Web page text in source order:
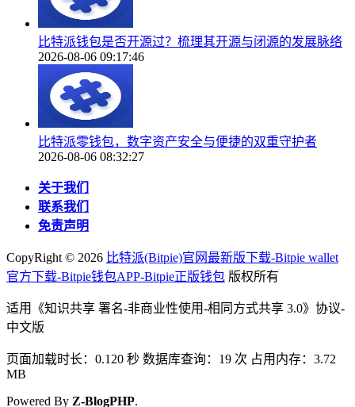
比特派钱包是否开源过？梳理其开源与闭源的发展脉络
2026-08-06 09:17:46
比特派零钱包，数字资产安全与便捷的双重守护者
2026-08-06 08:32:27
关于我们
联系我们
免责声明
CopyRight © 2026 比特派(Bitpie)官网最新版下载-Bitpie wallet
官方下载-Bitpie钱包APP-Bitpie正版钱包 版权所有
适用《知识共享 署名-非商业性使用-相同方式共享 3.0》协议-
中文版
页面加载时长：0.120 秒 数据库查询：19 次 占用内存：3.72
MB
Powered By Z-BlogPHP.